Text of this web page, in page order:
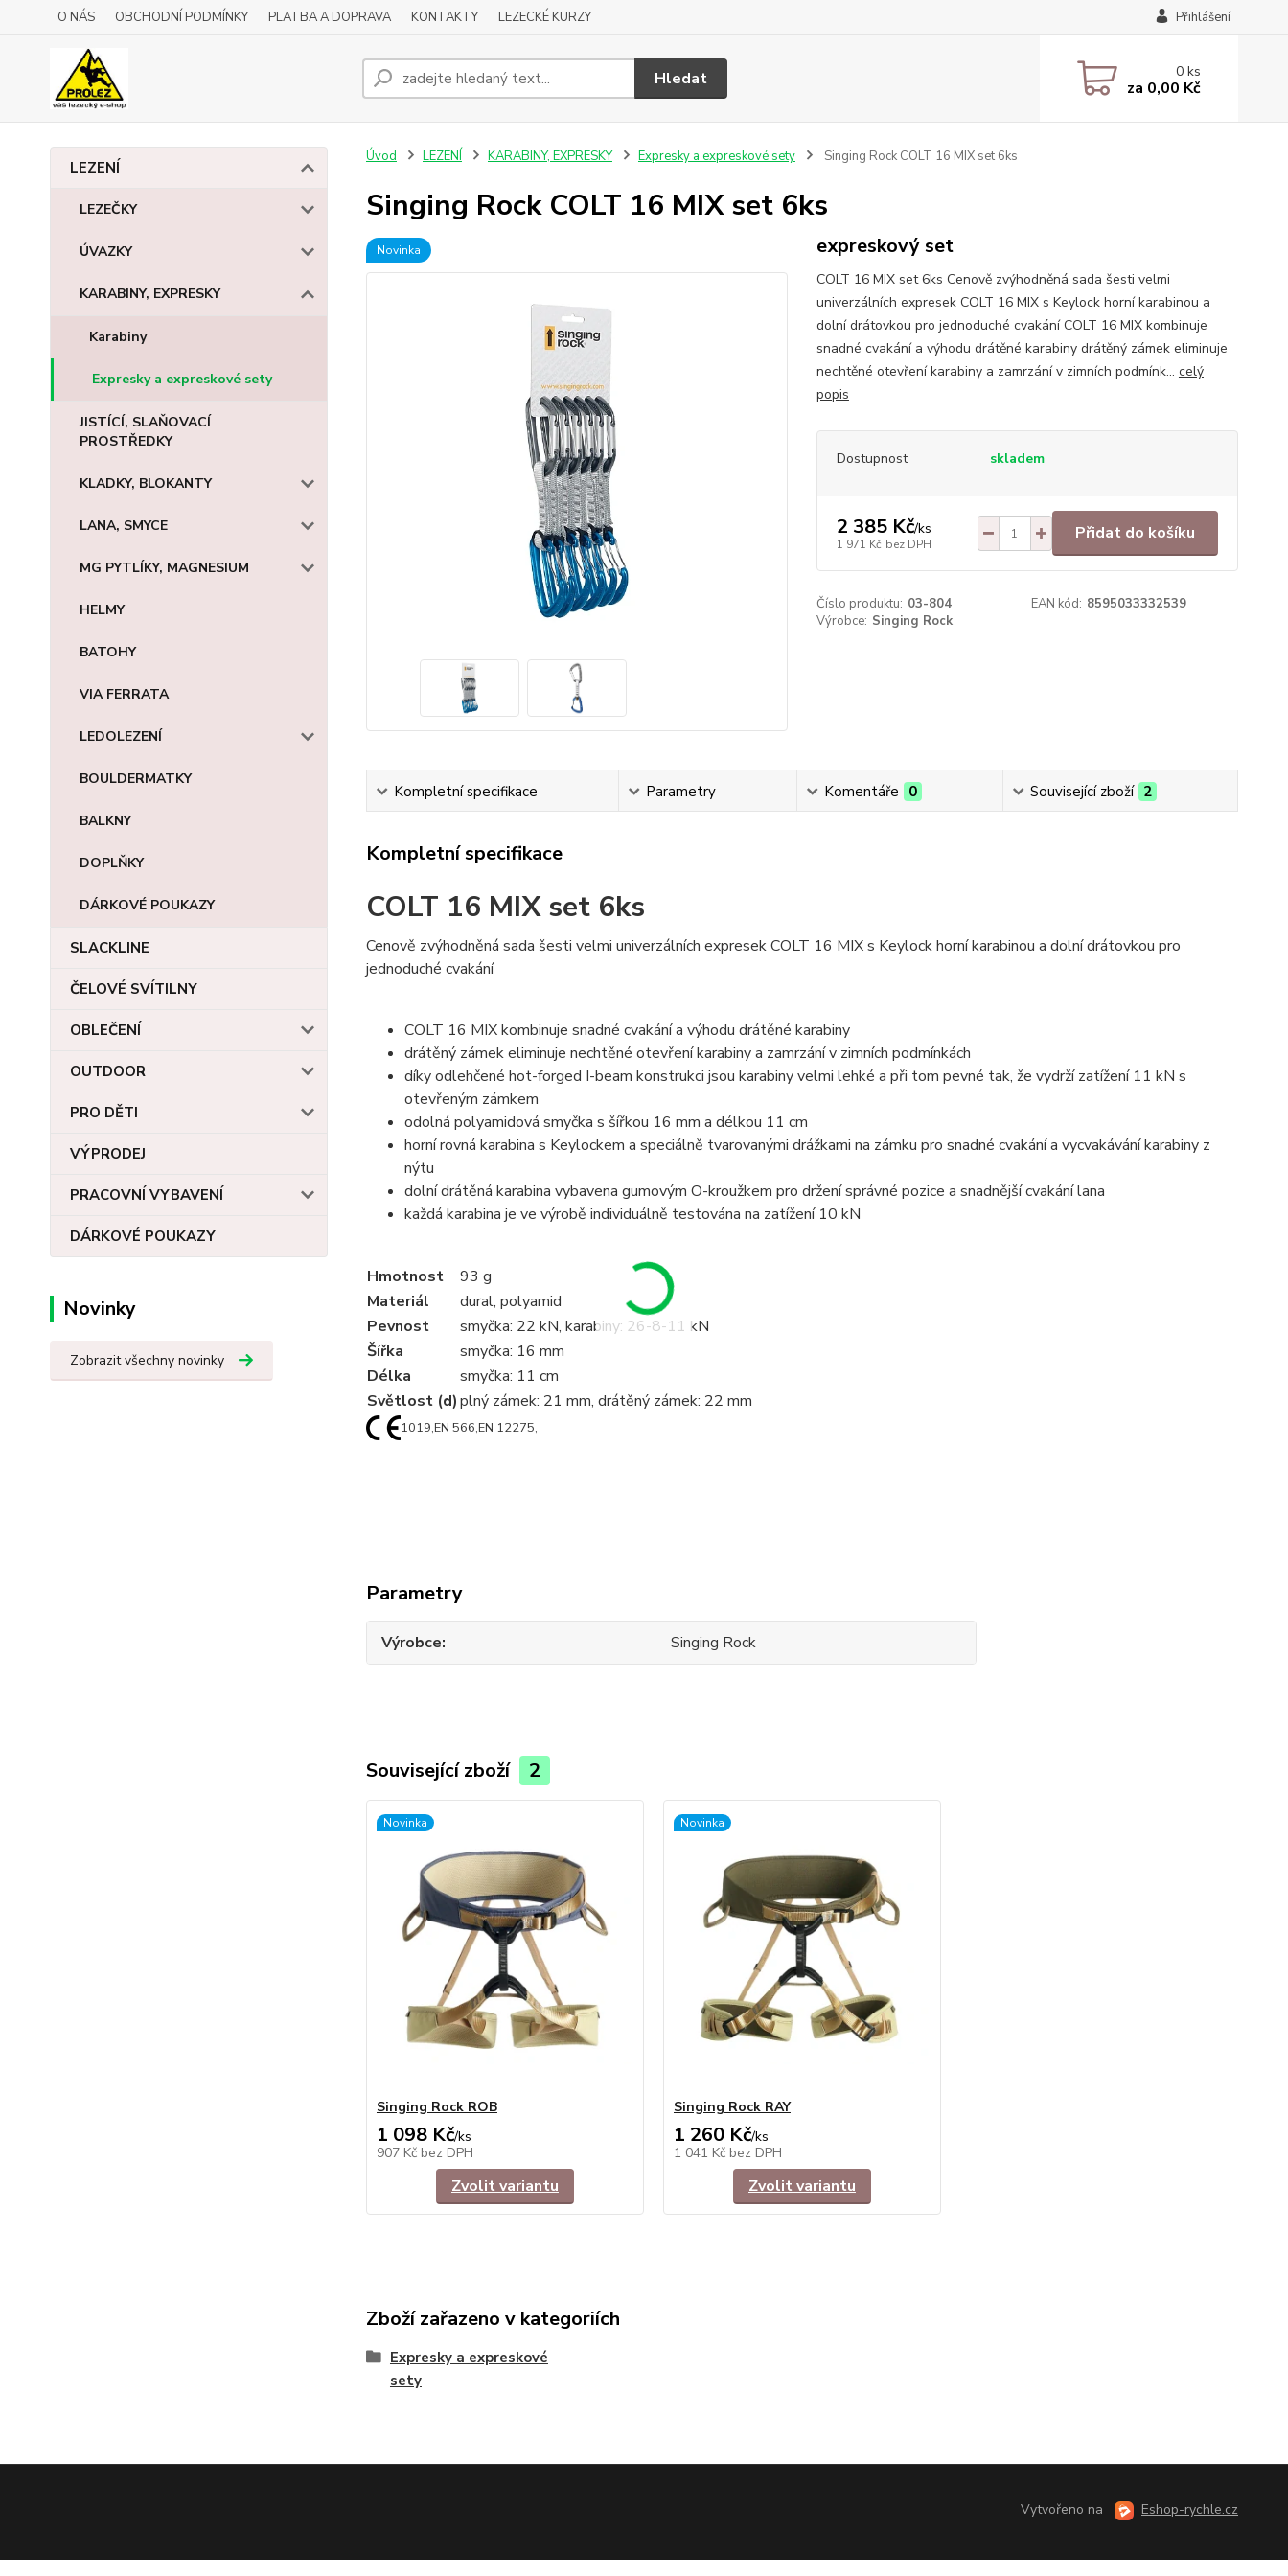
O NÁS OBCHODNÍ PODMÍNKY PLATBA A DOPRAVA KONTAKTY LEZECKÉ KURZY Přihlášení
Hledat 0ks
za 0,00 Kč
LEZENÍ
LEZEČKY
ÚVAZKY
KARABINY, EXPRESKY
Karabiny
Expresky a expreskové sety
JISTÍCÍ, SLAŇOVACÍ
PROSTŘEDKY
KLADKY, BLOKANTY
LANA, SMYCE
MG PYTLÍKY, MAGNESIUM
HELMY
BATOHY
VIA FERRATA
LEDOLEZENÍ
BOULDERMATKY
BALKNY
DOPLŇKY
DÁRKOVÉ POUKAZY
SLACKLINE
ČELOVÉ SVÍTILNY
OBLEČENÍ
OUTDOOR
PRO DĚTI
VÝPRODEJ
PRACOVNÍ VYBAVENÍ
DÁRKOVÉ POUKAZY
Novinky
Zobrazit všechny novinky
Úvod LEZENÍ KARABINY, EXPRESKY Expresky a expreskové sety Singing Rock COLT 16 MIX set 6ks
Singing Rock COLT 16 MIX set 6ks
Novinka expreskový set
COLT 16 MIX set 6ks Cenově zvýhodněná sada šesti velmi
univerzálních expresek COLT 16 MIX s Keylock horní karabinou a
dolní drátovkou pro jednoduché cvakání COLT 16 MIX kombinuje
snadné cvakání a výhodu drátěné karabiny drátěný zámek eliminuje
nechtěné otevření karabiny a zamrzání v zimních podmínk... celý
popis
Dostupnost skladem
2 385 Kč/ks
1 971 Kč bez DPH
Přidat do košíku
Číslo produktu: 03-804 EAN kód: 8595033332539
Výrobce: Singing Rock
Kompletní specifikace Parametry Komentáře 0 Související zboží 2
Kompletní specifikace
COLT 16 MIX set 6ks
Cenově zvýhodněná sada šesti velmi univerzálních expresek COLT 16 MIX s Keylock horní karabinou a dolní drátovkou pro
jednoduché cvakání
COLT 16 MIX kombinuje snadné cvakání a výhodu drátěné karabiny
drátěný zámek eliminuje nechtěné otevření karabiny a zamrzání v zimních podmínkách
díky odlehčené hot-forged I-beam konstrukci jsou karabiny velmi lehké a při tom pevné tak, že vydrží zatížení 11 kN s
otevřeným zámkem
odolná polyamidová smyčka s šířkou 16 mm a délkou 11 cm
horní rovná karabina s Keylockem a speciálně tvarovanými drážkami na zámku pro snadné cvakání a vycvakávání karabiny z
nýtu
dolní drátěná karabina vybavena gumovým O-kroužkem pro držení správné pozice a snadnější cvakání lana
každá karabina je ve výrobě individuálně testována na zatížení 10 kN
Hmotnost
93 g
Materiál
dural, polyamid
Pevnost
smyčka: 22 kN, karabiny: 26-8-11 kN
Šířka
smyčka: 16 mm
Délka
smyčka: 11 cm
Světlost (d)plný zámek: 21 mm, drátěný zámek: 22 mm
1019,EN 566,EN 12275,
Parametry
Výrobce Singing Rock
Související zboží 2
Novinka
Singing Rock ROB
1 098 Kč/ks
907 Kč bez DPH
Zvolit variantu
Novinka
Singing Rock RAY
1 260 Kč/ks
1 041 Kč bez DPH
Zvolit variantu
Zboží zařazeno v kategoriích
Expresky a expreskové
sety
Vytvořeno na Eshop-rychle.cz